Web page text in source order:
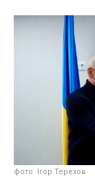
фото: Ігор Терехов